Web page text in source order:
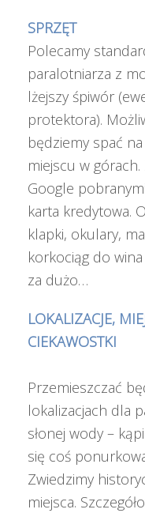
SPRZĘT
Polecamy
paralotniarza z
lżejszy śpiwór
protektora).
będziemy spać
miejscu w
Google
karta kredytowa.
klapki, okulary,
korkociąg do
za dużo…
LOKALIZACJE,
CIEKAWOSTKI
Przemieszczać
lokalizacjach dla
słonej wody –
się coś
Zwiedzimy
miejsca.